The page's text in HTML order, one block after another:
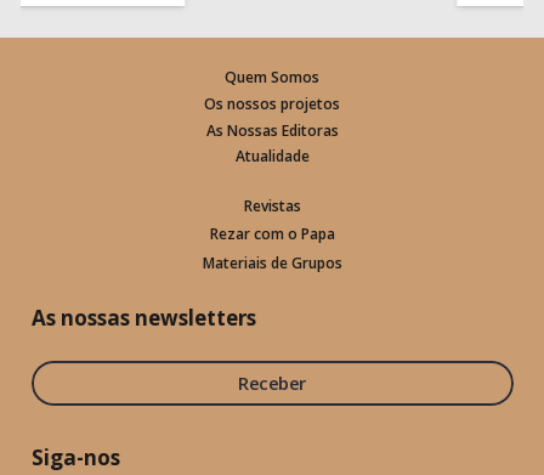
Quem Somos
Os nossos projetos
As Nossas Editoras
Atualidade
Revistas
Rezar com o Papa
Materiais de Grupos
As nossas newsletters
Receber
Siga-nos